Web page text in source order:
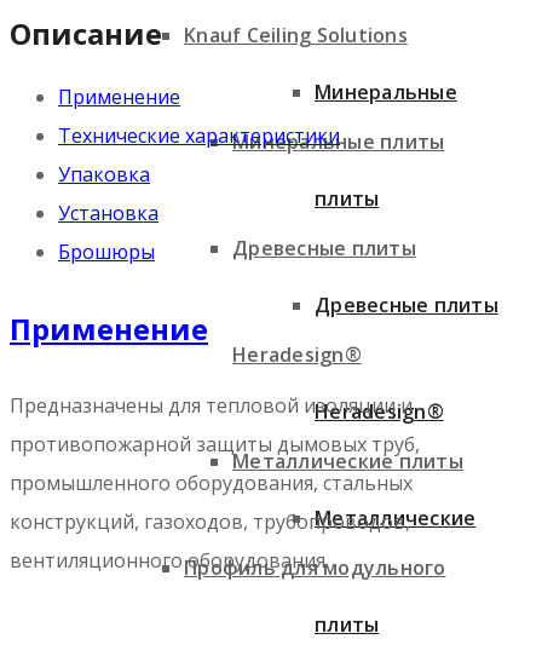
Knauf Ceiling Solutions
Минеральные плиты
Древесные плиты
Heradesign®
Металлические плиты
Профиль для модульного
Минеральные
плиты
Древесные плиты
Heradesign®
Металлические
плиты
Описание
Применение
Технические характеристики
Упаковка
Установка
Брошюры
Применение
Предназначены для тепловой изоляции и
противопожарной защиты дымовых труб,
промышленного оборудования, стальных
конструкций, газоходов, трубопроводов,
вентиляционного оборудования.